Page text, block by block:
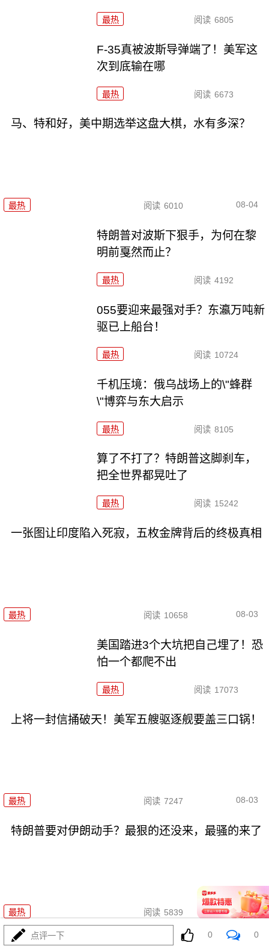
最热 阅读 6805
F-35真被波斯导弹端了！美军这
次到底输在哪
最热 阅读 6673
马、特和好，美中期选举这盘大棋，水有多深？
最热 阅读 6010 08-04
特朗普对波斯下狠手，为何在黎
明前戛然而止？
最热 阅读 4192
055要迎来最强对手？东瀛万吨新
驱已上船台！
最热 阅读 10724
千机压境：俄乌战场上的\"蜂群
\"博弈与东大启示
最热 阅读 8105
算了不打了？特朗普这脚刹车，
把全世界都晃吐了
最热 阅读 15242
一张图让印度陷入死寂，五枚金牌背后的终极真相
最热 阅读 10658 08-03
美国踏进3个大坑把自己埋了！恐
怕一个都爬不出
最热 阅读 17073
上将一封信捅破天！美军五艘驱逐舰要盖三口锅！
最热 阅读 7247 08-03
特朗普要对伊朗动手？最狠的还没来，最骚的来了
最热 阅读 5839 08-03
特朗普这狼来了连演十遍，伊朗：你猜我信不信？
点评一下 0 0